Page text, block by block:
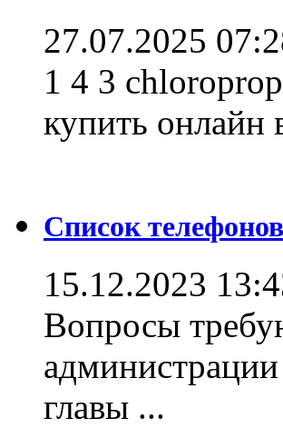
27.07.2025
1 4 3
купить онлайн
Список
15.12.2023
Вопросы
главы ...